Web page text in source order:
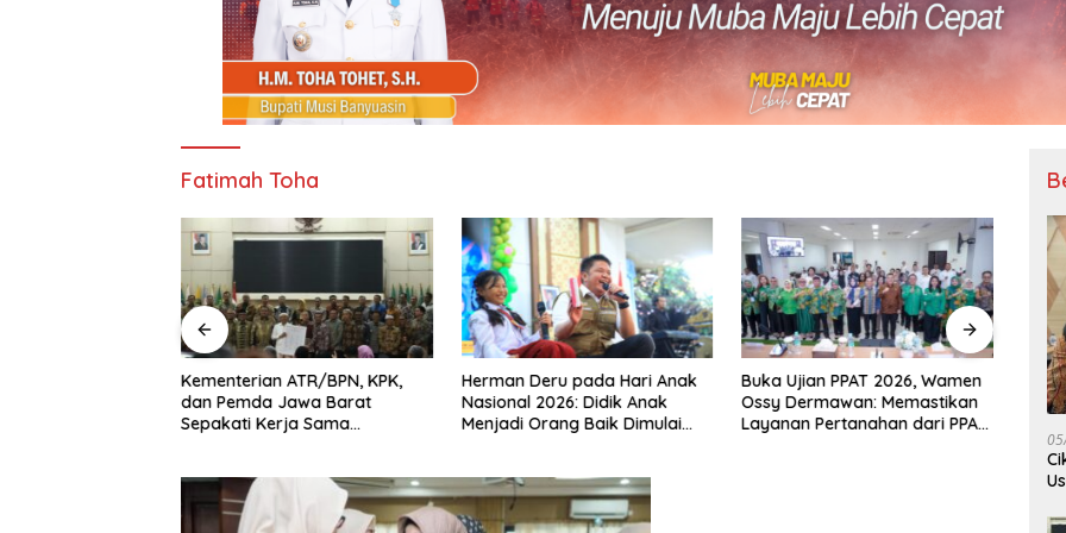
Fatimah Toha
Kementerian ATR/BPN, KPK,
dan Pemda Jawa Barat
Sepakati Kerja Sama
Herman Deru pada Hari Anak
Nasional 2026: Didik Anak
Menjadi Orang Baik Dimulai
Buka Ujian PPAT 2026, Wamen
Ossy Dermawan: Memastikan
Layanan Pertanahan dari PPAT
di